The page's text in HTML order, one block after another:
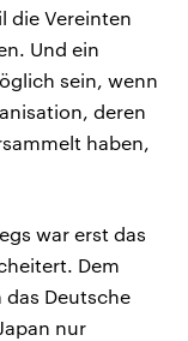
die Vereinten
Und ein
sein, wenn
deren
haben,
war erst das
Dem
Deutsche
nur